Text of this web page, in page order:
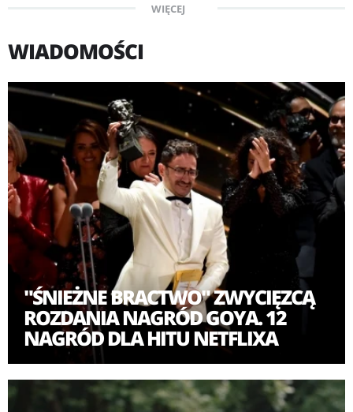
pewnego upalnego lata, pośród brzęczących uli,
basenowego gwaru i rodzinnych kłótni, zacznie
gorączkowo szukać swojego miejsca w roju. Dziecko,
które zakwestionuje zastane normy, zasady i tradycje,
sprawi, że na jaw wyjdą długo skrywane tajemnice, a
kobiety z rodziny przyjrzą się własnym wyborom i
stłumionym pragnieniom. Dziecięcy bunt przypomni
im, że prawdę o sobie można manifestować na wiele
sposobów.
WIĘCEJ
WIADOMOŚCI
"ŚNIEŻNE BRACTWO" ZWYCIĘZCĄ
ROZDANIA NAGRÓD GOYA. 12
NAGRÓD DLA HITU NETFLIXA